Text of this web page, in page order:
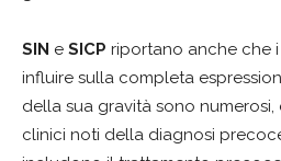
SIN e SICP riportano anche che
influire sulla completa
della sua gravità sono numerosi,
clinici noti della diagnosi